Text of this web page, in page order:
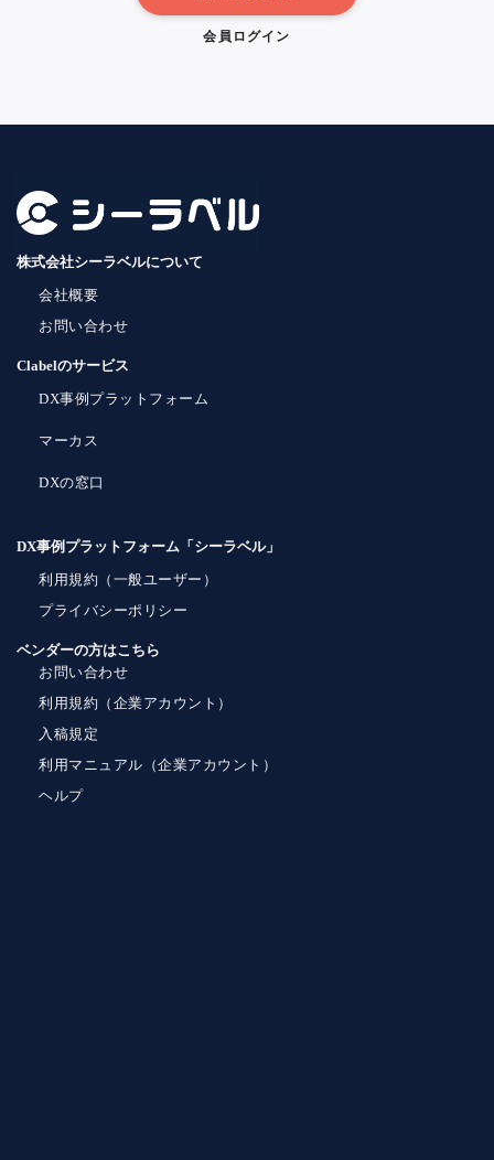
会員ログイン
株式会社シーラベルについて
会社概要
お問い合わせ
Clabelのサービス
DX事例プラットフォーム
マーカス
DXの窓口
DX事例プラットフォーム「シーラベル」
利用規約（一般ユーザー）
プライバシーポリシー
ベンダーの方はこちら
お問い合わせ
利用規約（企業アカウント）
入稿規定
利用マニュアル（企業アカウント）
ヘルプ